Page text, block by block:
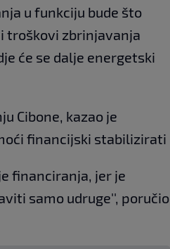
u funkciju bude što
troškovi zbrinjavanja
će se dalje energetski
Cibone, kazao je
financijski stabilizirati
financiranja, jer je
samo udruge'', poručio